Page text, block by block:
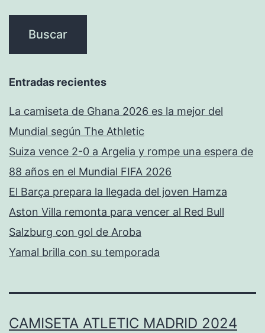
Entradas recientes
La camiseta de Ghana 2026 es la mejor del
Mundial según The Athletic
Suiza vence 2-0 a Argelia y rompe una espera de
88 años en el Mundial FIFA 2026
El Barça prepara la llegada del joven Hamza
Aston Villa remonta para vencer al Red Bull
Salzburg con gol de Aroba
Yamal brilla con su temporada
CAMISETA ATLETIC MADRID 2024